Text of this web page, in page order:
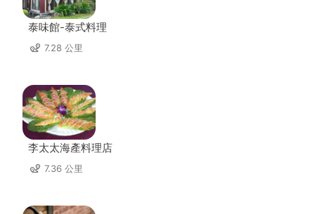
泰味館-泰式料理
7.28 公里
李太太海產料理店
7.36 公里